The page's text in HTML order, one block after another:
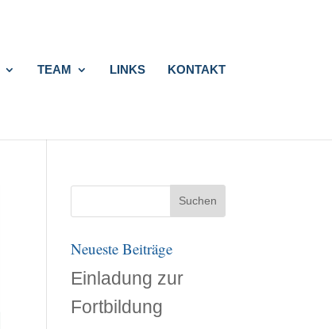
TEAM LINKS KONTAKT
Neueste Beiträge
Einladung zur
Fortbildung